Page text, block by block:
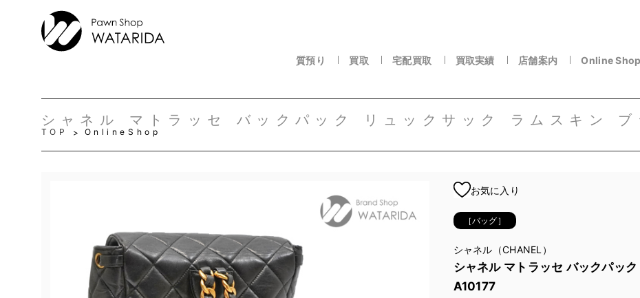
質預り 買取 宅配買取 買取実績 店舗案内 Online
シャネル マトラッセ バックパック リュックサック ラムスキン
TOP OnlineShop
お気に入り
［バッグ］
シャネル（CHANEL）
シャネル マトラッセ バックパッ
A10177